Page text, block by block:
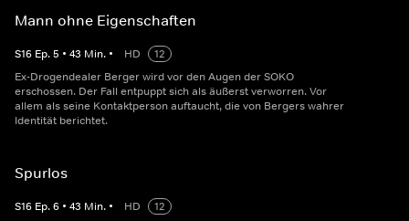
Mann ohne Eigenschaften
S16 Ep.5 • 43 Min. • HD
12
Ex-Drogendealer Berger wird vor den Augen der SOKO
erschossen. Der Fall entpuppt sich als äußerst verworren. Vor
allem als seine Kontaktperson auftaucht, die von Bergers wahrer
Identität berichtet.
Spurlos
S16 Ep.6 • 43 Min. • HD
12